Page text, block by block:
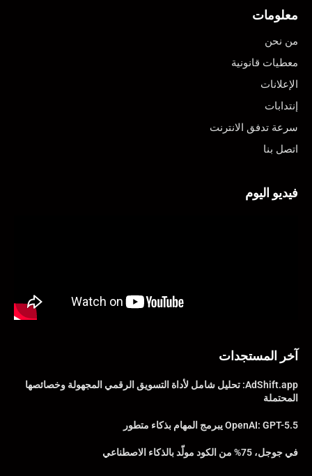
معلومات
من نحن
معطيات قانونية
الإعلانات
إنتدابات
سرعة تدفق الانترنت
اتصل بنا
فيديو اليوم
آخر المستجدات
AdShift.app: تحليل شامل لأداة التسويق الرقمي المجهولة وخصائصها
المحتملة
OpenAI: GPT-5.5 يبرمج المهام بذكاء متطور
في جوجل، 75% من الكود مولّد بالذكاء الاصطناعي